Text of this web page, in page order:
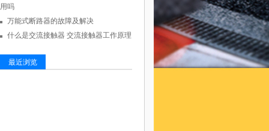
用吗
万能式断路器的故障及解决
什么是交流接触器 交流接触器工作原理
最近浏览